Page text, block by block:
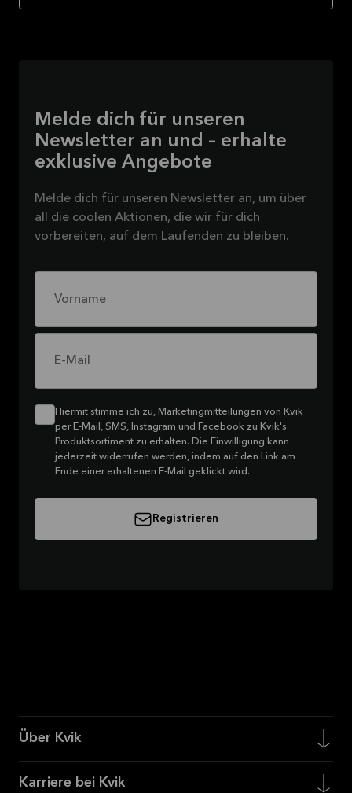
Melde dich für unseren
Newsletter an und – erhalte
exklusive Angebote
Melde dich für unseren Newsletter an, um über
all die coolen Aktionen, die wir für dich
vorbereiten, auf dem Laufenden zu bleiben.
Vorname
E-Mail
Hiermit stimme ich zu, Marketingmitteilungen von Kvik
per E-Mail, SMS, Instagram und Facebook zu Kvik's
Produktsortiment zu erhalten. Die Einwilligung kann
jederzeit widerrufen werden, indem auf den Link am
Ende einer erhaltenen E-Mail geklickt wird.
Registrieren
Über Kvik
Karriere bei Kvik